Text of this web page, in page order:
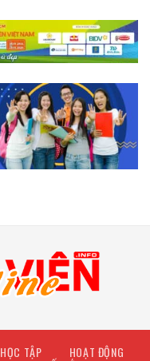
HỌC TẬP
HOẠT ĐỘNG